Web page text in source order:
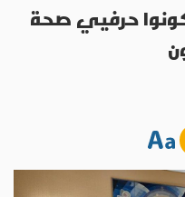
كونوا حرفيي صحة